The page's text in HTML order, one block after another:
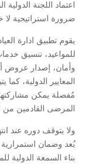
اعتماد اللجنة
ضرورة استراتيجية لا
يقوم تطبيق ادارة
للمواعيد، تنسيق
وأمان، إصدار عروض
المعايير الدولية، كما
مُفصلة يمكن مشاركتها
المرضى القادمين من
ولا يتوقف دوره عند
بُعد وضمان
بناء السمعة الدولية